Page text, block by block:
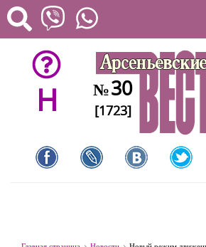
H №30
[1723]